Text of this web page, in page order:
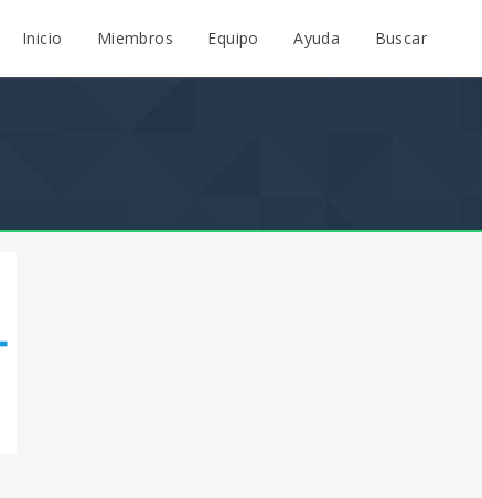
Inicio Miembros Equipo Ayuda Buscar